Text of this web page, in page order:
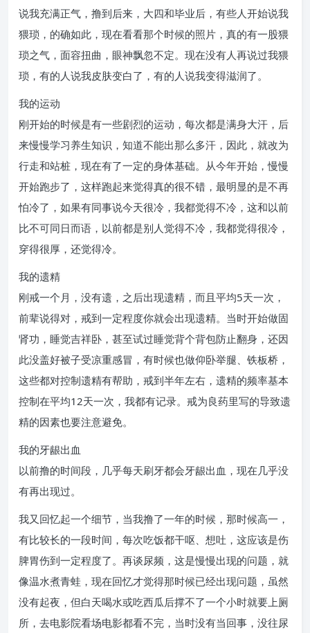
说我充满正气，撸到后来，大四和毕业后，有些人开始说我
猥琐，的确如此，现在看看那个时候的照片，真的有一股猥
琐之气，面容扭曲，眼神飘忽不定。现在没有人再说过我猥
琐，有的人说我皮肤变白了，有的人说我变得滋润了。
我的运动
刚开始的时候是有一些剧烈的运动，每次都是满身大汗，后
来慢慢学习养生知识，知道不能出那么多汗，因此，就改为
行走和站桩，现在有了一定的身体基础。从今年开始，慢慢
开始跑步了，这样跑起来觉得真的很不错，最明显的是不再
怕冷了，如果有同事说今天很冷，我都觉得不冷，这和以前
比不可同日而语，以前都是别人觉得不冷，我都觉得很冷，
穿得很厚，还觉得冷。
我的遗精
刚戒一个月，没有遗，之后出现遗精，而且平均5天一次，
前辈说得对，戒到一定程度你就会出现遗精。当时开始做固
肾功，睡觉吉祥卧，甚至试过睡觉背个背包防止翻身，还因
此没盖好被子受凉重感冒，有时候也做仰卧举腿、铁板桥，
这些都对控制遗精有帮助，戒到半年左右，遗精的频率基本
控制在平均12天一次，我都有记录。戒为良药里写的导致遗
精的因素也要注意避免。
我的牙龈出血
以前撸的时间段，几乎每天刷牙都会牙龈出血，现在几乎没
有再出现过。
我又回忆起一个细节，当我撸了一年的时候，那时候高一，
有比较长的一段时间，每次吃饭都干呕、想吐，这应该是伤
脾胃伤到一定程度了。再谈尿频，这是慢慢出现的问题，就
像温水煮青蛙，现在回忆才觉得那时候已经出现问题，虽然
没有起夜，但白天喝水或吃西瓜后撑不了一个小时就要上厕
所，去电影院看场电影都看不完，当时没有当回事，没往尿